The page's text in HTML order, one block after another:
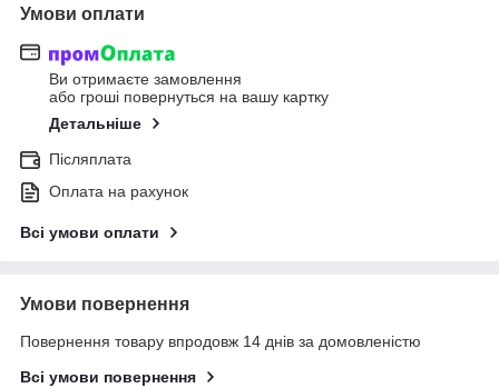
Умови оплати
Ви отримаєте замовлення
або гроші повернуться на вашу картку
Детальніше
Післяплата
Оплата на рахунок
Всі умови оплати
Умови повернення
Повернення товару впродовж 14 днів за домовленістю
Всі умови повернення